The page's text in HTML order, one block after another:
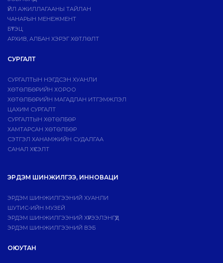
ҮЙЛ АЖИЛЛАГААНЫ ТАЙЛАН
ЧАНАРЫН МЕНЕЖМЕНТ
БҮТЭЦ
АРХИВ, АЛБАН ХЭРЭГ ХӨТЛӨЛТ
СУРГАЛТ
СУРГАЛТЫН НЭГДСЭН ХУАНЛИ
ХӨТӨЛБӨРИЙН ХОРОО
ХӨТӨЛБӨРИЙН МАГАДЛАН ИТГЭМЖЛЭЛ
ЦАХИМ СУРГАЛТ
СУРГАЛТЫН ХӨТӨЛБӨР
ХАМТАРСАН ХӨТӨЛБӨР
СЭТГЭЛ ХАНАМЖИЙН СУДАЛГАА
САНАЛ ХҮСЭЛТ
ЭРДЭМ ШИНЖИЛГЭЭ, ИННОВАЦИ
ЭРДЭМ ШИНЖИЛГЭЭНИЙ ХУАНЛИ
ШУТИС-ИЙН МУЗЕЙ
ЭРДЭМ ШИНЖИЛГЭЭНИЙ ХҮРЭЭЛЭНГҮҮД
ЭРДЭМ ШИНЖИЛГЭЭНИЙ ВЭБ
ОЮУТАН